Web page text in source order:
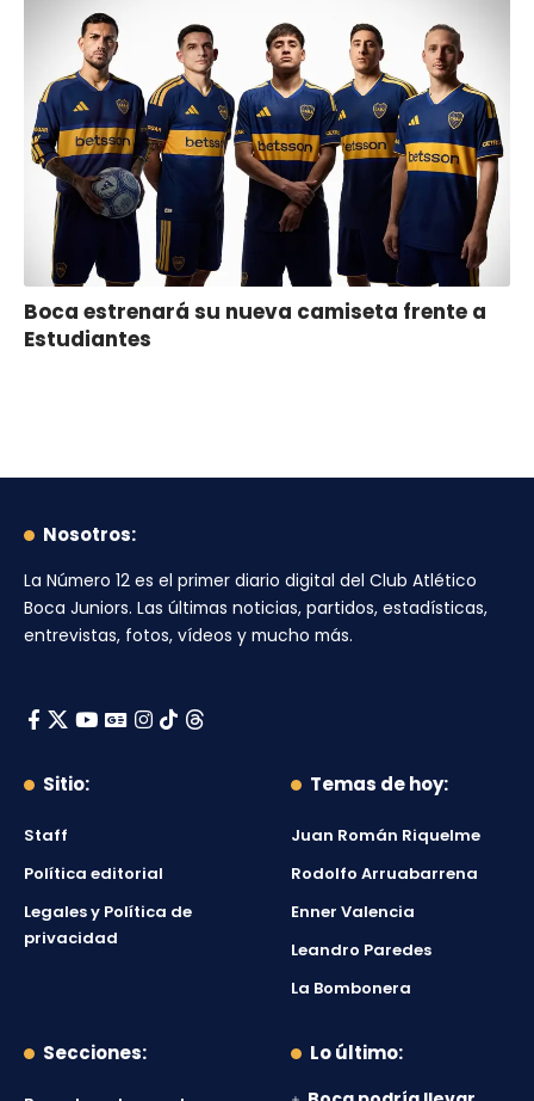
Boca estrenará su nueva camiseta frente a
Estudiantes
Nosotros:
La Número 12 es el primer diario digital del Club Atlético
Boca Juniors. Las últimas noticias, partidos, estadísticas,
entrevistas, fotos, vídeos y mucho más.
Sitio:
Staff
Política editorial
Legales y Política de
privacidad
Temas de hoy:
Juan Román Riquelme
Rodolfo Arruabarrena
Enner Valencia
Leandro Paredes
La Bombonera
Secciones: Lo último: